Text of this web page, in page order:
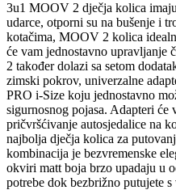
3u1 MOOV 2 dječja kolica
udarce, otporni su na bušenje i
kotačima, MOOV 2 kolica
će vam jednostavno
2 također dolazi sa setom
zimski pokrov, univerzalne
PRO i-Size koju jednostavno
sigurnosnog pojasa. Adapteri će
pričvršćivanje autosjedalice na
najbolja dječja kolica za
kombinacija je bezvremenske
okviri matt boja brzo upadaju u
potrebe dok bezbrižno putujete s